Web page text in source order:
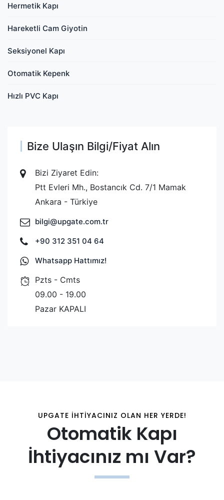
Hermetik Kapı
Hareketli Cam Giyotin
Seksiyonel Kapı
Otomatik Kepenk
Hızlı PVC Kapı
Bize Ulaşın Bilgi/Fiyat Alın
Bizi Ziyaret Edin:
Ptt Evleri Mh., Bostancık Cd. 7/1 Mamak
Ankara - Türkiye
bilgi@upgate.com.tr
+90 312 351 04 64
Whatsapp Hattımız!
Pzts - Cmts
09.00 - 19.00
Pazar KAPALI
UPGATE İHTIYACINIZ OLAN HER YERDE!
Otomatik Kapı
İhtiyacınız mı Var?